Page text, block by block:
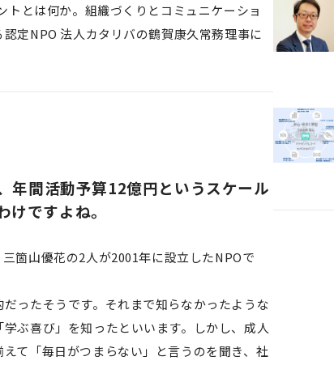
とは何か。組織づくりとコミュニケーショ
定NPO 法人カタリバの鶴賀康久常務理事に
間活動予算12億円というスケール
ですよね。
箇山優花の2人が2001年に設立したNPOで
ったそうです。それまで知らなかったような
ぶ喜び」を知ったといいます。しかし、成人
て「毎日がつまらない」と言うのを聞き、社